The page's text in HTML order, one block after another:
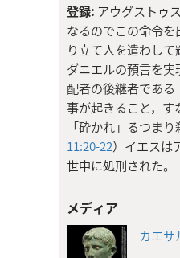
登録: アウグストゥ
なるのでこの命令
り立て人を遣わし
ダニエルの預言を
配者の後継者であ
事が起きること，
「砕かれ」るつま
11:20-22）イエスは
世中に処刑された。
メディア
カエサ